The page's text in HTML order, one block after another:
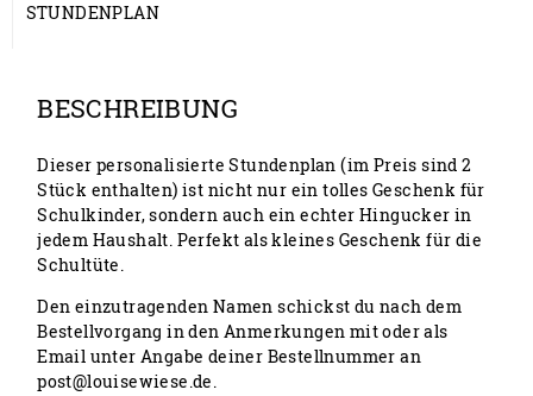
STUNDENPLAN
BESCHREIBUNG
Dieser personalisierte Stundenplan (im Preis sind 2
Stück enthalten) ist nicht nur ein tolles Geschenk für
Schulkinder, sondern auch ein echter Hingucker in
jedem Haushalt. Perfekt als kleines Geschenk für die
Schultüte.
Den einzutragenden Namen schickst du nach dem
Bestellvorgang in den Anmerkungen mit oder als
Email unter Angabe deiner Bestellnummer an
post@louisewiese.de.